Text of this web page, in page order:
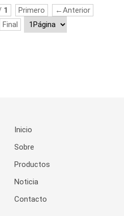
1 Primero
←Anterior
Final
Inicio
Sobre
Productos
Noticia
Contacto